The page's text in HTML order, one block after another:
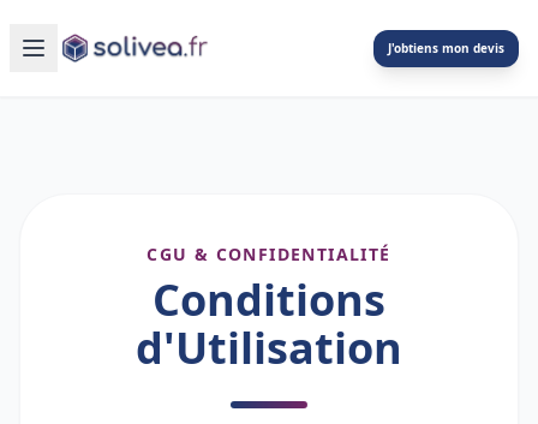
J'obtiens mon devis
CGU & CONFIDENTIALITÉ
Conditions
d'Utilisation